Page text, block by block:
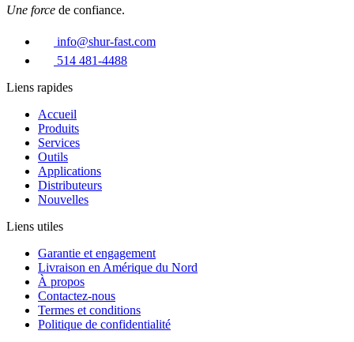
Une force de confiance.
info@shur-fast.com
514 481-4488
Liens rapides
Accueil
Produits
Services
Outils
Applications
Distributeurs
Nouvelles
Liens utiles
Garantie et engagement
Livraison en Amérique du Nord
À propos
Contactez-nous
Termes et conditions
Politique de confidentialité